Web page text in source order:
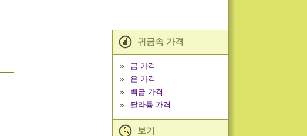
귀금속 가격
금 가격
은 가격
백금 가격
팔라듐 가격
보기